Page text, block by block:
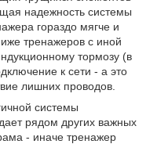
надежность системы
гораздо мягче и
тренажеров с иной
тормозу (в
к сети - а это
лишних проводов.
системы
рядом других важных
- иначе тренажер